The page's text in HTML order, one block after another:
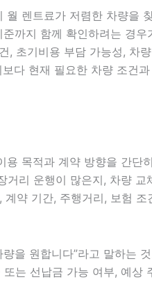
월 렌트료가 저렴한 차량을
까지 함께 확인하려는 경
, 초기비용 부담 가능성,
다 현재 필요한 차량 조건
용 목적과 계약 방향을 간
거리 운행이 많은지, 차량
약 기간, 주행거리, 보험
을 원합니다”라고 말하
는 선납금 가능 여부, 예